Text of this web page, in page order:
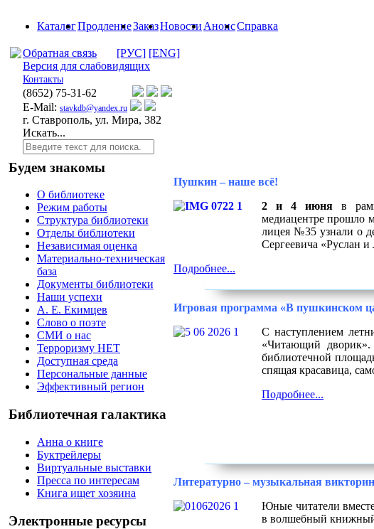
КаталогПродлениеЗаказНовости АнонсСправка
Обратная связь [РУС] [ENG]
Версия для слабовидящих
Контакты
(8652) 75-31-62
E-Mail: stavkdb@yandex.ru
г. Ставрополь, ул. Мира, 382
Искать...
Будем знакомы
О библиотеке
Режим работы
Структура библиотеки
Отделы библиотеки
Независимая оценка
Материально-техническая
база
Документы библиотеки
Наши успехи
А. Е. Екимцев
Слово о поэте
СМИ о нас
Терроризму НЕТ
Доступная среда
Персональные данные
Эффективный регион
Библиотечная галактика
Анна о книге
Буктрейлеры
Виртуальные выставки
Пресса по интересам
Книга ищет хозяина
Электронные ресурсы
Пушкин – наше всё!
2 и 4 июня в
медиацентре
лицея №35 узнали о
Сергеевича «Руслан
Подробнее...
Игровая программа «В пушкинском
С наступлением
«Читающий
библиотечной
спящая красавица,
Подробнее...
Литературно – музыкальная
Юные читатели
в волшебный